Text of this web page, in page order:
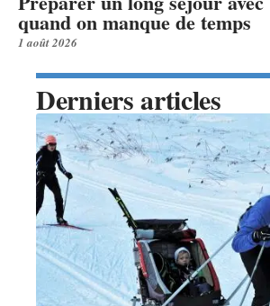
quand on manque de temps
1 août 2026
Derniers articles